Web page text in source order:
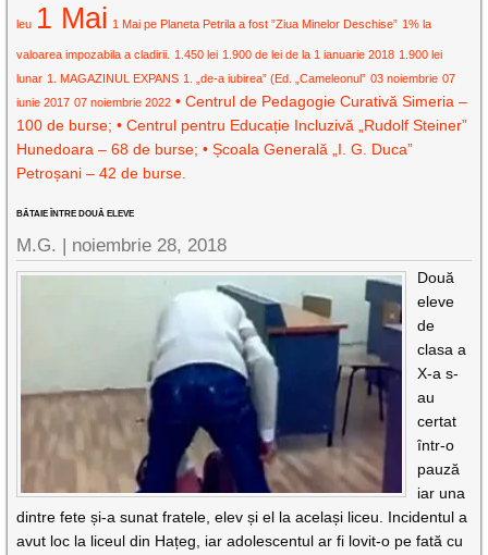
leu 1 Mai 1 Mai pe Planeta Petrila a fost ”Ziua Minelor Deschise” 1% la
valoarea impozabila a cladirii. 1.450 lei 1.900 de lei de la 1 ianuarie 2018 1.900 lei
lunar 1. MAGAZINUL EXPANS 1. „de-a iubirea” (Ed. „Cameleonul” 03 noiembrie 07
iunie 2017 07 noiembrie 2022 • Centrul de Pedagogie Curativă Simeria –
100 de burse; • Centrul pentru Educație Incluzivă „Rudolf Steiner”
Hunedoara – 68 de burse; • Școala Generală „I. G. Duca”
Petroșani – 42 de burse.
BĂTAIE ÎNTRE DOUĂ ELEVE
M.G. | noiembrie 28, 2018
Două
eleve
de
clasa a
X-a s-
au
certat
într-o
pauză
iar una
dintre fete și-a sunat fratele, elev și el la același liceu. Incidentul a
avut loc la liceul din Hațeg, iar adolescentul ar fi lovit-o pe fată cu